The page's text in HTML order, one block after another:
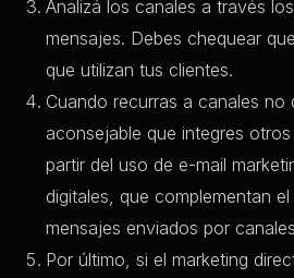
Analizá los canales a través
mensajes. Debes chequear
que utilizan tus clientes.
Cuando recurras a canales no
aconsejable que integres
partir del uso de e-mail
digitales, que complementan
mensajes enviados por
Por último, si el marketing